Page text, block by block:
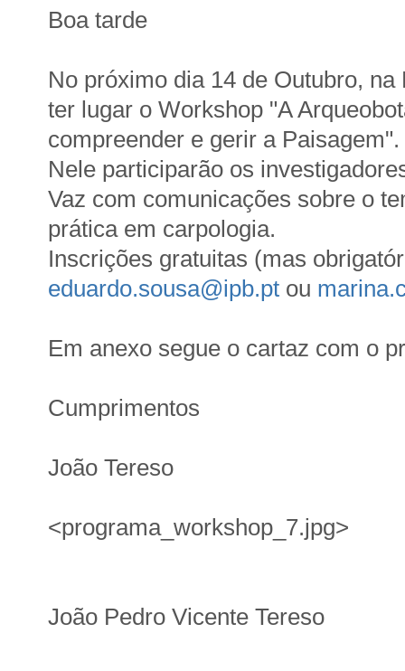
Boa tarde
No próximo dia 14 de Outubro,
ter lugar o Workshop "A
compreender e gerir a Paisagem".
Nele participarão os
Vaz com comunicações sobre o
prática em carpologia.
Inscrições gratuitas (mas
eduardo.sousa@ipb.pt ou
Em anexo segue o cartaz com o
Cumprimentos
João Tereso
<programa_workshop_7.jpg>
João Pedro Vicente Tereso